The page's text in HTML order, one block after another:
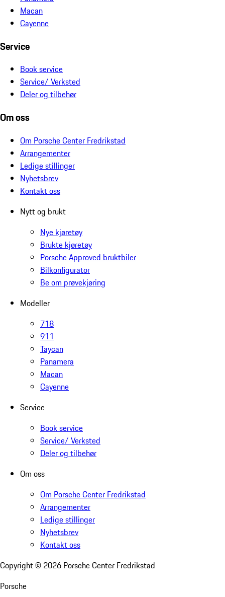
Macan
Cayenne
Service
Book service
Service/ Verksted
Deler og tilbehør
Om oss
Om Porsche Center Fredrikstad
Arrangementer
Ledige stillinger
Nyhetsbrev
Kontakt oss
Nytt og brukt
Nye kjøretøy
Brukte kjøretøy
Porsche Approved bruktbiler
Bilkonfigurator
Be om prøvekjøring
Modeller
718
911
Taycan
Panamera
Macan
Cayenne
Service
Book service
Service/ Verksted
Deler og tilbehør
Om oss
Om Porsche Center Fredrikstad
Arrangementer
Ledige stillinger
Nyhetsbrev
Kontakt oss
Copyright © 2026 Porsche Center Fredrikstad
Porsche